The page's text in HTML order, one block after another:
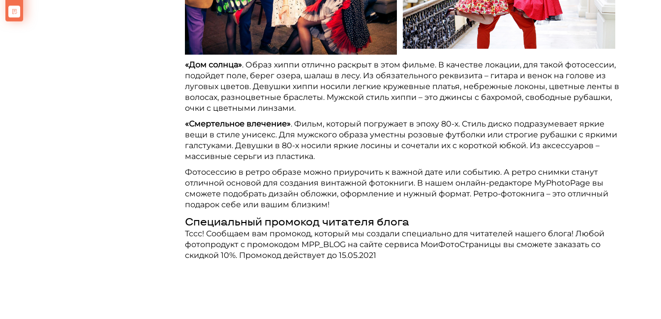
«Дом солнца». Образ хиппи отлично раскрыт в этом фильме. В качестве локации, для такой фотосессии,
подойдет поле, берег озера, шалаш в лесу. Из обязательного реквизита – гитара и венок на голове из
луговых цветов. Девушки хиппи носили легкие кружевные платья, небрежные локоны, цветные ленты в
волосах, разноцветные браслеты. Мужской стиль хиппи – это джинсы с бахромой, свободные рубашки,
очки с цветными линзами.
«Смертельное влечение». Фильм, который погружает в эпоху 80-х. Стиль диско подразумевает яркие
вещи в стиле унисекс. Для мужского образа уместны розовые футболки или строгие рубашки с яркими
галстуками. Девушки в 80-х носили яркие лосины и сочетали их с короткой юбкой. Из аксессуаров –
массивные серьги из пластика.
Фотосессию в ретро образе можно приурочить к важной дате или событию. А ретро снимки станут
отличной основой для создания винтажной фотокниги. В нашем онлайн-редакторе MyPhotoPage вы
сможете подобрать дизайн обложки, оформление и нужный формат. Ретро-фотокнига – это отличный
подарок себе или вашим близким!
Специальный промокод читателя блога
Тссс! Сообщаем вам промокод, который мы создали специально для читателей нашего блога! Любой
фотопродукт с промокодом MPP_BLOG на сайте сервиса МоиФотоСтраницы вы сможете заказать со
скидкой 10%. Промокод действует до 15.05.2021